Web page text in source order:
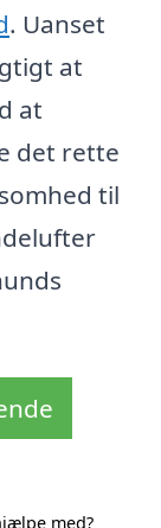
. Uanset
at
at
det rette
til
med?